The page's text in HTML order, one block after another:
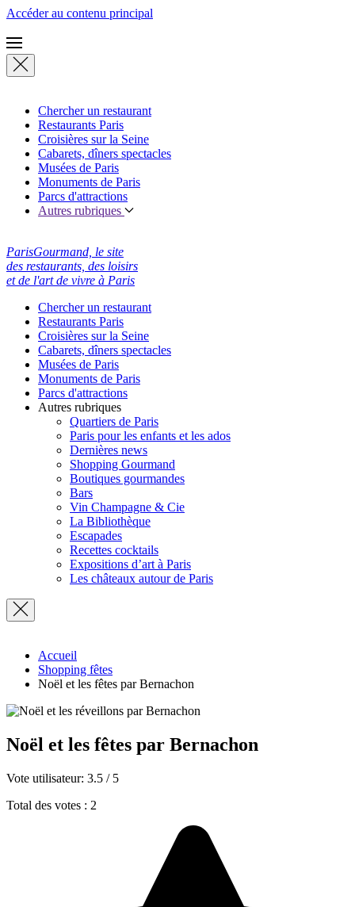
Accéder au contenu principal
Chercher un restaurant
Restaurants Paris
Croisières sur la Seine
Cabarets, dîners spectacles
Musées de Paris
Monuments de Paris
Parcs d'attractions
Autres rubriques
ParisGourmand, le site
des restaurants, des loisirs
et de l'art de vivre à Paris
Chercher un restaurant
Restaurants Paris
Croisières sur la Seine
Cabarets, dîners spectacles
Musées de Paris
Monuments de Paris
Parcs d'attractions
Autres rubriques
Quartiers de Paris
Paris pour les enfants et les ados
Dernières news
Shopping Gourmand
Boutiques gourmandes
Bars
Vin Champagne & Cie
La Bibliothèque
Escapades
Recettes cocktails
Expositions d’art à Paris
Les châteaux autour de Paris
Accueil
Shopping fêtes
Noël et les fêtes par Bernachon
Noël et les fêtes par Bernachon
Vote utilisateur: 3.5 / 5
Total des votes : 2